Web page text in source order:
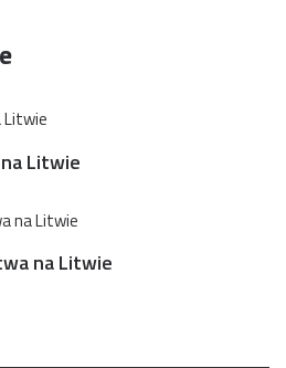
Litwie
na Litwie